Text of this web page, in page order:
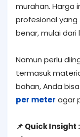
murahan. Harga
profesional
benar, mulai dari
Namun perlu
termasuk
bahan, Anda
per meter agar
📌 Quick Insight :